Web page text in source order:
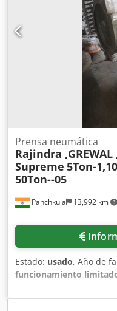
Panchkula 13,992 km
Prensa neumática
Rajindra
Supreme 5Ton-
50Ton--05
Estado: usado, Año de
funcionamiento
, tipo de corriente de
de la última revisión: